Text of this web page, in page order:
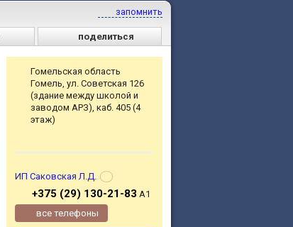
запомнить
поделиться
Гомельская область
Гомель, ул. Советская 126
(здание между школой и
заводом АРЗ), каб. 405 (4
этаж)
ИП Саковская Л.Д.
+375 (29) 130-21-83 А1
все телефоны